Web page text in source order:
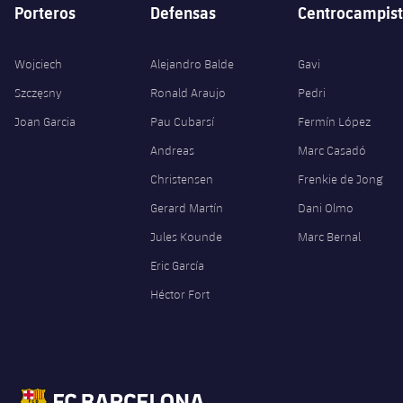
Porteros
Wojciech
Szczęsny
Joan Garcia
Defensas
Alejandro Balde
Ronald Araujo
Pau Cubarsí
Andreas
Christensen
Gerard Martín
Jules Kounde
Eric García
Héctor Fort
Gavi
Pedri
Fermín López
Marc Casadó
Frenkie de Jong
Dani Olmo
Marc Bernal